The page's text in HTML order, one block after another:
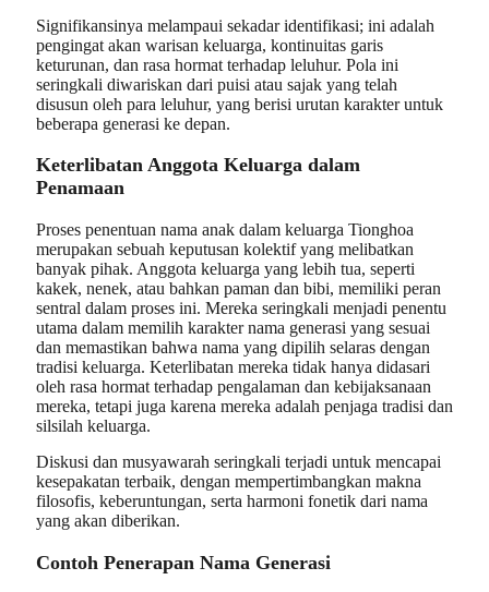
Signifikansinya melampaui sekadar identifikasi; ini adalah
pengingat akan warisan keluarga, kontinuitas garis
keturunan, dan rasa hormat terhadap leluhur. Pola ini
seringkali diwariskan dari puisi atau sajak yang telah
disusun oleh para leluhur, yang berisi urutan karakter untuk
beberapa generasi ke depan.
Keterlibatan Anggota Keluarga dalam
Penamaan
Proses penentuan nama anak dalam keluarga Tionghoa
merupakan sebuah keputusan kolektif yang melibatkan
banyak pihak. Anggota keluarga yang lebih tua, seperti
kakek, nenek, atau bahkan paman dan bibi, memiliki peran
sentral dalam proses ini. Mereka seringkali menjadi penentu
utama dalam memilih karakter nama generasi yang sesuai
dan memastikan bahwa nama yang dipilih selaras dengan
tradisi keluarga. Keterlibatan mereka tidak hanya didasari
oleh rasa hormat terhadap pengalaman dan kebijaksanaan
mereka, tetapi juga karena mereka adalah penjaga tradisi dan
silsilah keluarga.
Diskusi dan musyawarah seringkali terjadi untuk mencapai
kesepakatan terbaik, dengan mempertimbangkan makna
filosofis, keberuntungan, serta harmoni fonetik dari nama
yang akan diberikan.
Contoh Penerapan Nama Generasi